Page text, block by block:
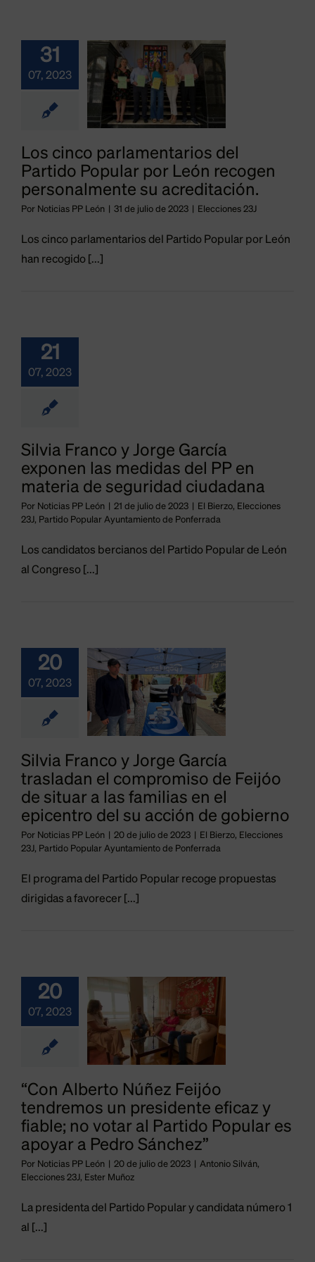
31
07, 2023
por
su
Los cinco parlamentarios del
Partido Popular por León recogen
personalmente su acreditación.
Por Noticias PP León 31 de julio de 2023 Elecciones 23J
Los cinco parlamentarios del Partido Popular por León
han recogido [...]
21
07, 2023
Silvia Franco y Jorge García
exponen las medidas del PP en
materia de seguridad ciudadana
Por Noticias PP León 21 de julio de 2023 El Bierzo, Elecciones
23J, Partido Popular Ayuntamiento de Ponferrada
Los candidatos bercianos del Partido Popular de León
al Congreso [...]
20
07, 2023
y
García
de
a las
en
su
de
Elecciones 23J
de
Silvia Franco y Jorge García
trasladan el compromiso de Feijóo
de situar a las familias en el
epicentro del su acción de gobierno
Por Noticias PP León 20 de julio de 2023 El Bierzo, Elecciones
23J, Partido Popular Ayuntamiento de Ponferrada
El programa del Partido Popular recoge propuestas
dirigidas a favorecer [...]
20
07, 2023
y
no
es
a
Elecciones
“Con Alberto Núñez Feijóo
tendremos un presidente eficaz y
fiable; no votar al Partido Popular es
apoyar a Pedro Sánchez”
Por Noticias PP León 20 de julio de 2023 Antonio Silván,
Elecciones 23J, Ester Muñoz
La presidenta del Partido Popular y candidata número 1
al [...]